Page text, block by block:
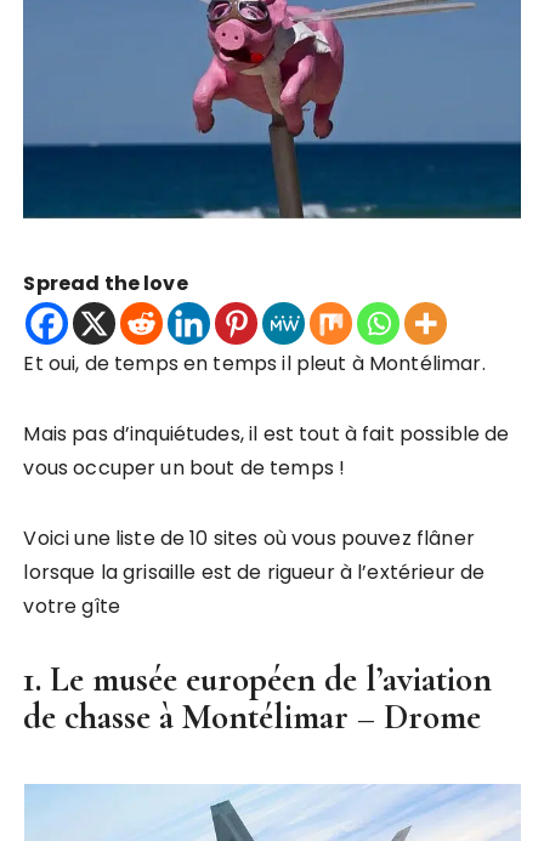
Spread the love
Et oui, de temps en temps il pleut à Montélimar.
Mais pas d’inquiétudes, il est tout à fait possible de
vous occuper un bout de temps !
Voici une liste de 10 sites où vous pouvez flâner
lorsque la grisaille est de rigueur à l’extérieur de
votre gîte
1. Le musée européen de l’aviation
de chasse à Montélimar – Drome